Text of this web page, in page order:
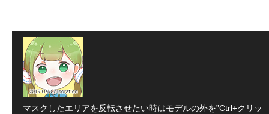
マスクしたエリアを反転させたい時はモデルの外を”Ctrl+クリッ